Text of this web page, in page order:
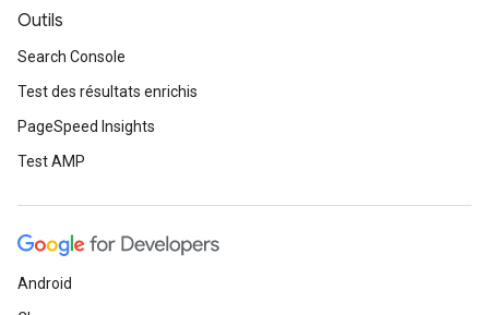
Outils
Search Console
Test des résultats enrichis
PageSpeed Insights
Test AMP
Android